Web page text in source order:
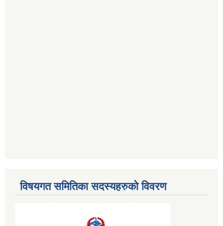
विषयगत समितिका सदस्यहरुको विवरण